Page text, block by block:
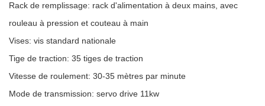
Rack de remplissage: rack d'alimentation à deux mains, avec
rouleau à pression et couteau à main
Vises: vis standard nationale
Tige de traction: 35 tiges de traction
Vitesse de roulement: 30-35 mètres par minute
Mode de transmission: servo drive 11kw